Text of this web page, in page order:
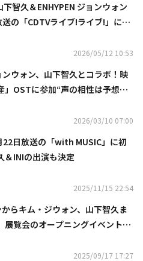
下智久＆ENHYPEN ジョンウォン
の「CDTVライブ!ライブ!」に出
2026/05/12 10:53
ンウォン、山下智久とコラボ！映
」OSTに参加“声の相性は予想以
2026/03/10 07:00
22日放送の「with MUSIC」に初
＆INIの出演も決定
2025/11/15 22:54
からキム・ジウォン、山下智久ま
展覧会のオープニングイベントに
2025/09/17 17:27